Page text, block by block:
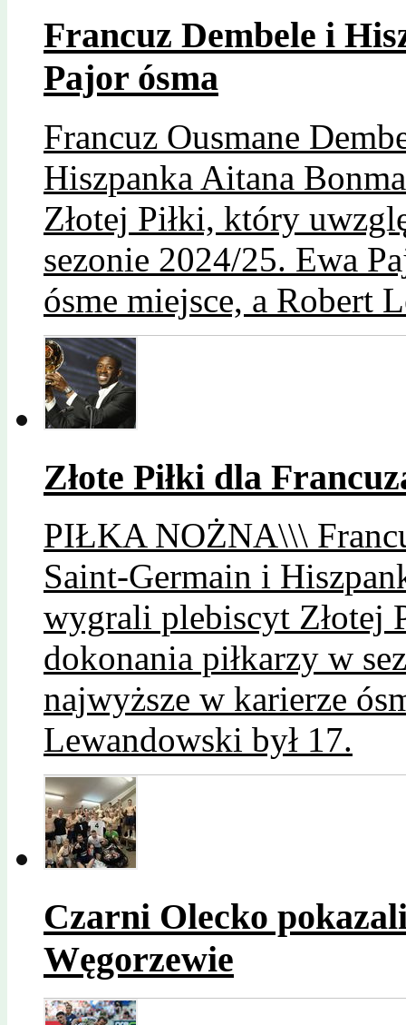
Francuz Dembele i
Pajor ósma
Francuz Ousmane
Hiszpanka Aitana
Złotej Piłki, który
sezonie 2024/25. Ewa
ósme miejsce, a Robert
Złote Piłki dla
PIŁKA NOŻNA\\\
Saint-Germain i
wygrali plebiscyt Złotej
dokonania piłkarzy w
najwyższe w karierze
Lewandowski był 17.
Czarni Olecko
Węgorzewie